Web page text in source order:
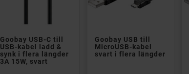
Goobay USB-C till
USB-kabel ladd &
synk i flera längder
3A 15W, svart
Goobay USB till
MicroUSB-kabel
svart i flera längder